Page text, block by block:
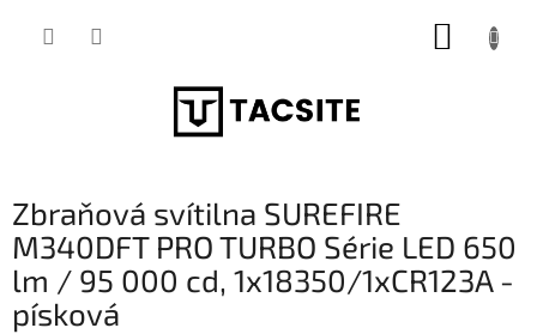
Zbraňová svítilna SUREFIRE
M340DFT PRO TURBO Série LED 650
lm / 95 000 cd, 1x18350/1xCR123A -
písková